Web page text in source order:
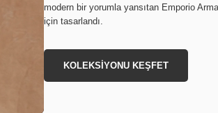
modern bir yorumla yansıtan Emporio
için tasarlandı.
KOLEKSİYONU KEŞFET